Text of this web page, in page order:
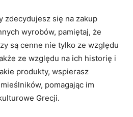
zdecydujesz się na zakup⁤
wyrobów,⁤ pamiętaj, że
są cenne nie tylko‍ ze względu
ze względu na⁤ ich historię i
produkty, wspierasz
‍pomagając im
Grecji.